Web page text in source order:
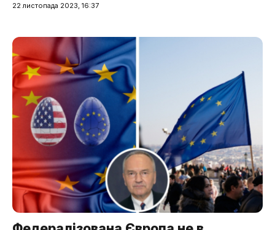
22 листопада 2023, 16:37